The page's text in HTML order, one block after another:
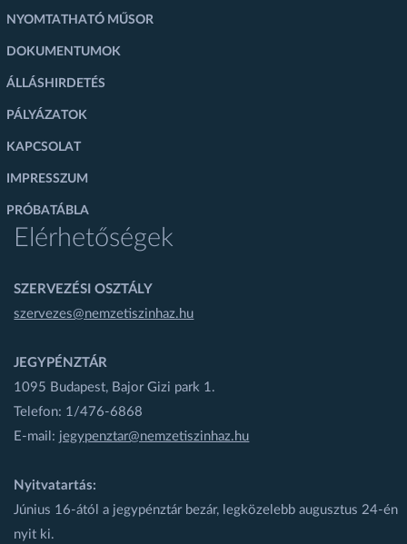
NYOMTATHATÓ MŰSOR
DOKUMENTUMOK
ÁLLÁSHIRDETÉS
PÁLYÁZATOK
KAPCSOLAT
IMPRESSZUM
PRÓBATÁBLA
Elérhetőségek
SZERVEZÉSI OSZTÁLY
szervezes@nemzetiszinhaz.hu
JEGYPÉNZTÁR
1095 Budapest, Bajor Gizi park 1.
Telefon: 1/476-6868
E-mail: jegypenztar@nemzetiszinhaz.hu
Nyitvatartás:
Június 16-ától a jegypénztár bezár, legközelebb augusztus 24-én
nyit ki.